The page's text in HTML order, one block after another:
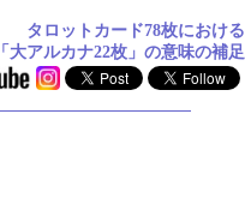
タロットカード78枚における
「大アルカナ22枚」の意味の補足